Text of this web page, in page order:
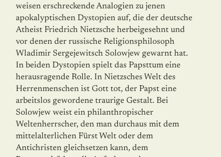
weisen erschreckende Analogien zu jenen
apokalyptischen Dystopien auf, die der deutsche
Atheist Friedrich Nietzsche herbeigesehnt und
vor denen der russische Religionsphilosoph
Wladimir Sergejewitsch Solowjew gewarnt hat.
In beiden Dystopien spielt das Papsttum eine
herausragende Rolle. In Nietzsches Welt des
Herrenmenschen ist Gott tot, der Papst eine
arbeitslos gewordene traurige Gestalt. Bei
Solowjew weist ein philanthropischer
Weltenherrscher, den man durchaus mit dem
mittelalterlichen Fürst Welt oder dem
Antichristen gleichsetzen kann, dem